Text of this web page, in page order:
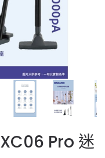
Pro 迷